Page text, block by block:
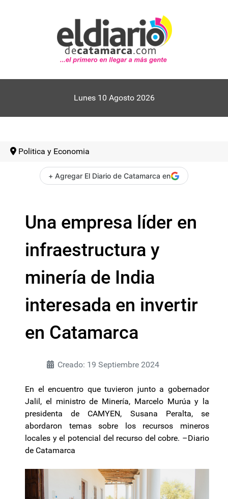
Lunes 10 Agosto 2026
Politica y Economia
+ Agregar El Diario de Catamarca en
Una empresa líder en
infraestructura y
minería de India
interesada en invertir
en Catamarca
Creado: 19 Septiembre 2024
En el encuentro que tuvieron junto a gobernador
Jalil, el ministro de Minería, Marcelo Murúa y la
presidenta de CAMYEN, Susana Peralta, se
abordaron temas sobre los recursos mineros
locales y el potencial del recurso del cobre. –Diario
de Catamarca